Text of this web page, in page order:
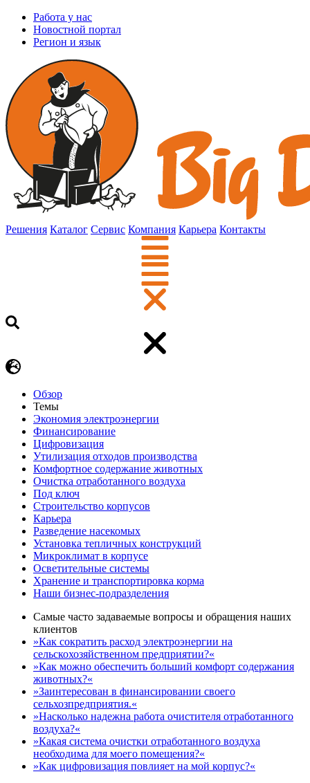
Работа у нас
Новостной портал
Регион и язык
Решения Каталог Сервис Компания Карьера Контакты
Обзор
Темы
Экономия электроэнергии
Финансирование
Цифровизация
Утилизация отходов производства
Комфортное содержание животных
Очистка отработанного воздуха
Под ключ
Строительство корпусов
Карьера
Разведение насекомых
Установка тепличных конструкций
Микроклимат в корпусе
Осветительные системы
Хранение и транспортировка корма
Наши бизнес-подразделения
Самые часто задаваемые вопросы и обращения наших
клиентов
»Как сократить расход электроэнергии на
сельскохозяйственном предприятии?«
»Как можно обеспечить больший комфорт содержания
животных?«
»Заинтересован в финансировании своего
сельхозпредприятия.«
»Насколько надежна работа очистителя отработанного
воздуха?«
»Какая система очистки отработанного воздуха
необходима для моего помещения?«
»Как цифровизация повлияет на мой корпус?«